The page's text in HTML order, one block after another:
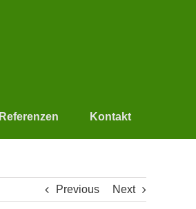
Referenzen Kontakt
Previous Next